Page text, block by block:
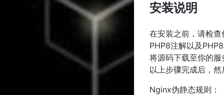
安装说明
在安装之前，请检
PHP8注解以及
将源码下载至你的
以上步骤完成后，
Nginx伪静态规则：